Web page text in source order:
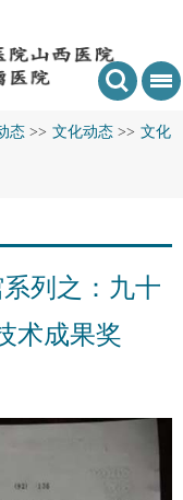
态 >> 文化动态 >> 文化
系列之：九十
术成果奖